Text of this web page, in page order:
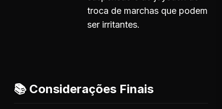
troca de marchas que podem
ser irritantes.
📚 Considerações Finais